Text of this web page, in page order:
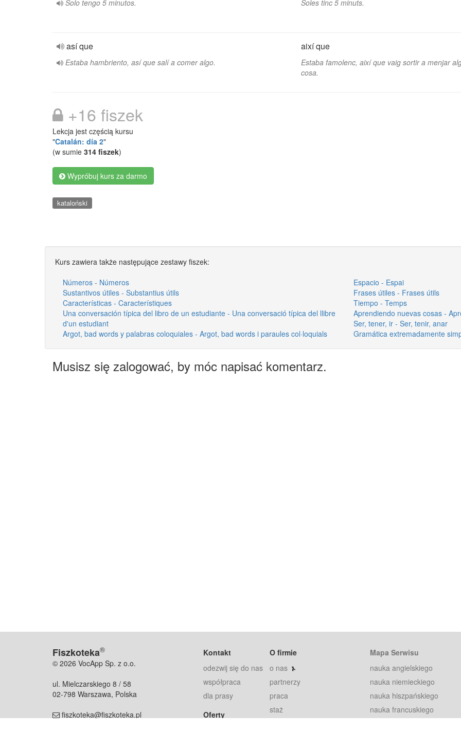
Solo tengo 5 minutos. Soles tinc 5 minuts.
así que
Estaba hambriento, así que salí a comer algo.
així que
Estaba famolenc, així que vaig sortir a menjar
cosa.
+16 fiszek
Lekcja jest częścią kursu
"Catalán: día 2"
(w sumie 314 fiszek)
Wypróbuj kurs za darmo
kataloński
Kurs zawiera także następujące zestawy fiszek:
Números - Números
Espacio - Espai
Sustantivos útiles - Substantius útils
Frases útiles - Frases útils
Características - Característiques
Tiempo - Temps
Una conversación típica del libro de un estudiante - Una conversació típica del llibre
d'un estudiant
Aprendiendo nuevas cosas -
Ser, tener, ir - Ser, tenir, anar
Argot, bad words y palabras coloquiales - Argot, bad words i paraules col·loquials
Gramática extremadamente
Musisz się zalogować, by móc napisać komentarz.
Fiszkoteka®
© 2026 VocApp Sp. z o.o.
ul. Mielczarskiego 8 / 58
02-798 Warszawa, Polska
fiszkoteka@fiszkoteka.pl
Kontakt
odezwij się do nas
współpraca
dla prasy
Oferty
O firmie
o nas
partnerzy
praca
staż
Mapa Serwisu
nauka angielskiego
nauka niemieckiego
nauka hiszpańskiego
nauka francuskiego